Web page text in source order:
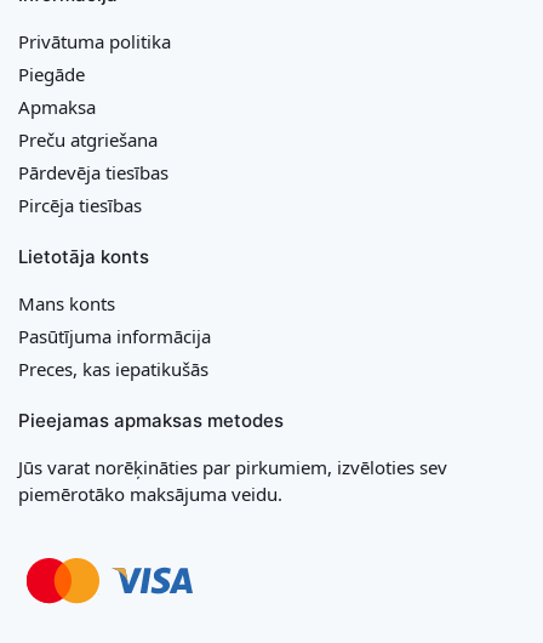
Privātuma politika
Piegāde
Apmaksa
Preču atgriešana
Pārdevēja tiesības
Pircēja tiesības
Lietotāja konts
Mans konts
Pasūtījuma informācija
Preces, kas iepatikušās
Pieejamas apmaksas metodes
Jūs varat norēķināties par pirkumiem, izvēloties sev
piemērotāko maksājuma veidu.